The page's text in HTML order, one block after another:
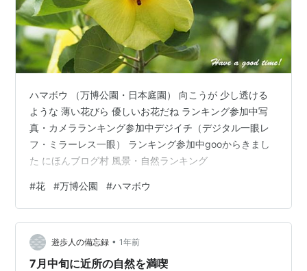
ハマボウ （万博公園・日本庭園） 向こうが 少し透ける
ような 薄い花びら 優しいお花だね ランキング参加中写
真・カメラランキング参加中デジイチ（デジタル一眼レ
フ・ミラーレス一眼） ランキング参加中gooからきまし
た にほんブログ村 風景・自然ランキング
#花 #万博公園 #ハマボウ
遊歩人の備忘録 • 1年前
7月中旬に近所の自然を満喫